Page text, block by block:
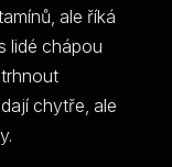
ale říká
lidé chápou
chytře, ale